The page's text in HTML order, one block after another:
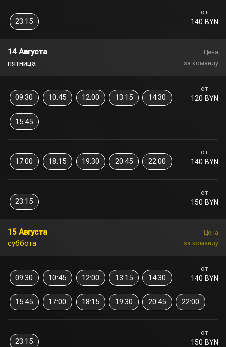
от
140 BYN
23:15
14 Августа
пятница
Цена
за команду
от
120 BYN
09:30 10:45 12:00 13:15 14:30
15:45
от
140 BYN
17:00 18:15 19:30 20:45 22:00
от
150 BYN
23:15
15 Августа
суббота
Цена
за команду
от
140 BYN
09:30 10:45 12:00 13:15 14:30
15:45 17:00 18:15 19:30 20:45 22:00
от
150 BYN
23:15